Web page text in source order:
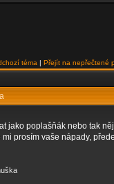
téma | Přejít na nepřečtené
jako poplašňák nebo tak
prosím vaše nápady,